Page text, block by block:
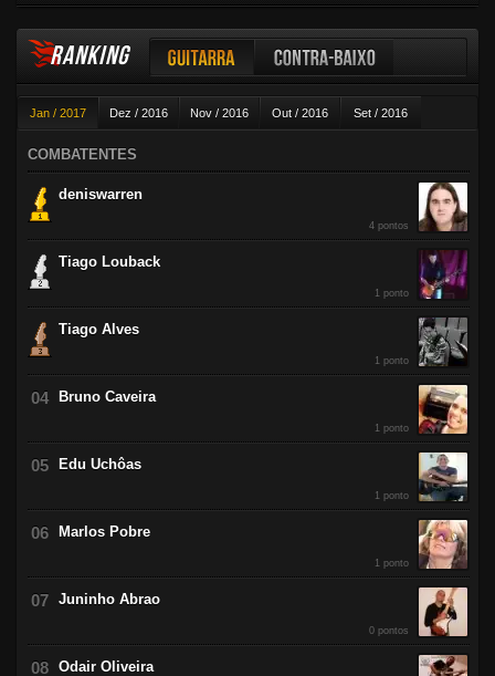
RANKING
Jan / 2017 Dez / 2016 Nov / 2016 Out / 2016 Set / 2016
Ago / 2016 Jul / 2016
Guitarra Contra-baixo
COMBATENTES
deniswarren
4 pontos
Tiago Louback
1 ponto
Tiago Alves
1 ponto
Bruno Caveira
1 ponto
Edu Uchôas
1 ponto
Marlos Pobre
1 ponto
Juninho Abrao
0 pontos
Odair Oliveira